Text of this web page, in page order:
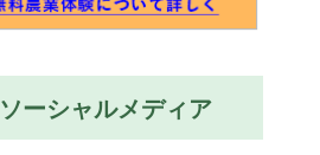
ソーシャルメディア